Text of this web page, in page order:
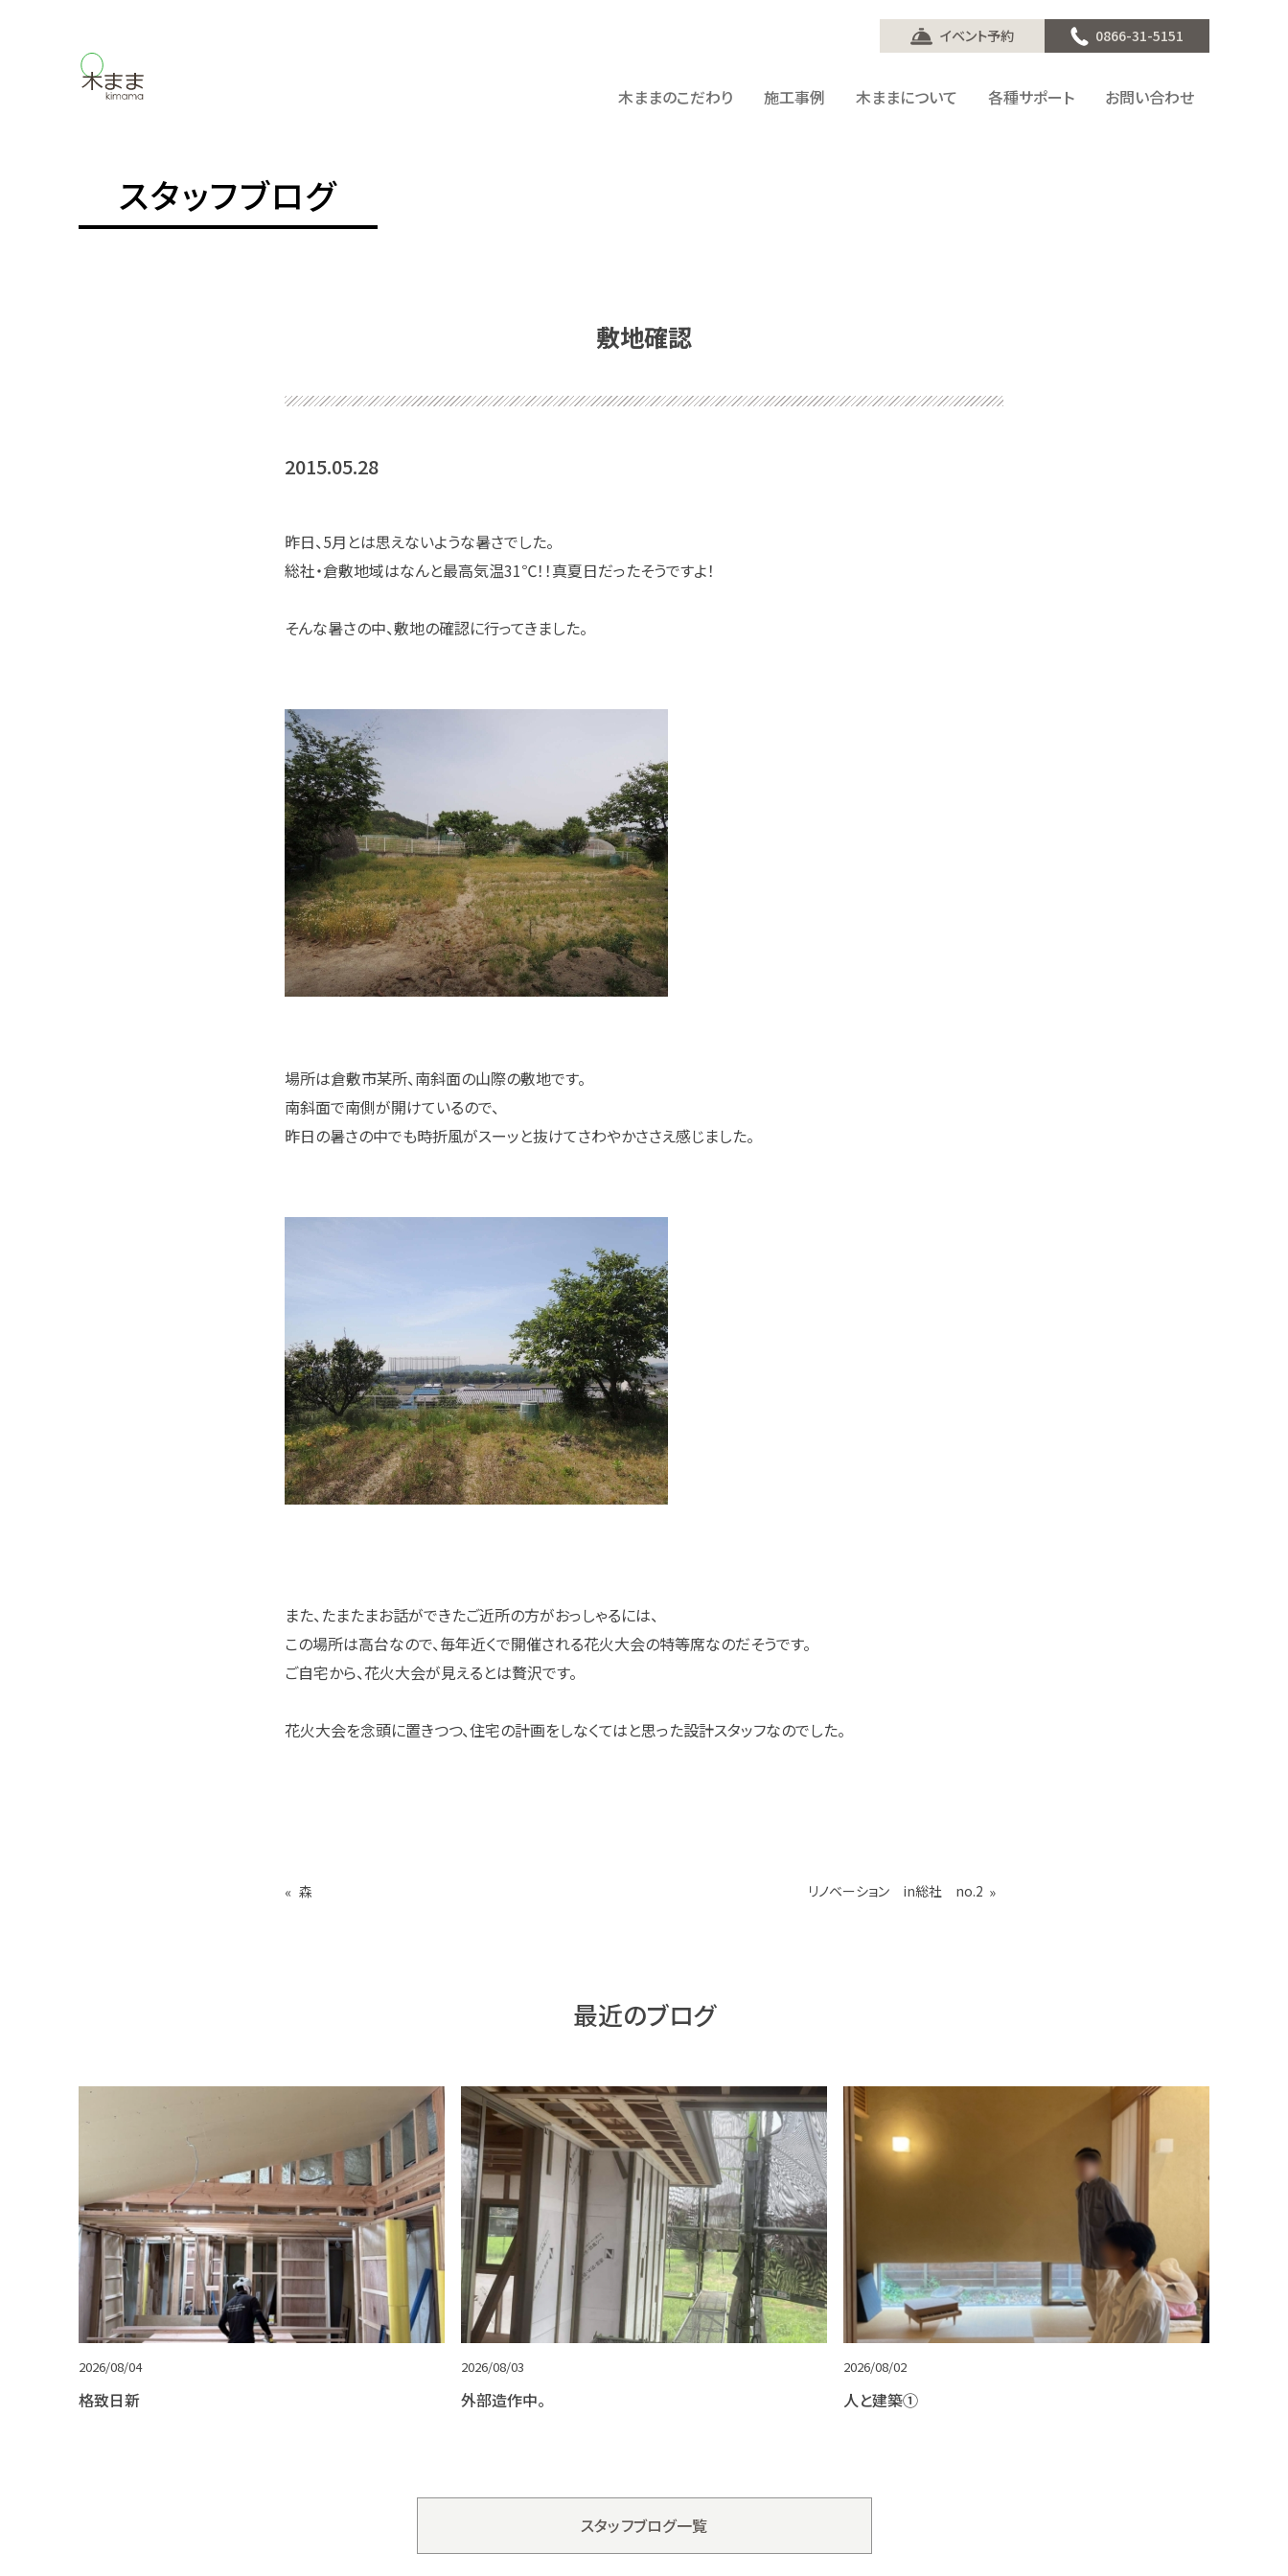
イベント予約 0866-31-5151
木ままのこだわり 施工事例 木ままについて 各種サポート お問い合わせ
スタッフブログ
敷地確認
2015.05.28
昨日、5月とは思えないような暑さでした。
総社・倉敷地域はなんと最高気温31℃！！真夏日だったそうですよ！
そんな暑さの中、敷地の確認に行ってきました。
場所は倉敷市某所、南斜面の山際の敷地です。
南斜面で南側が開けているので、
昨日の暑さの中でも時折風がスーッと抜けてさわやかささえ感じました。
また、たまたまお話ができたご近所の方がおっしゃるには、
この場所は高台なので、毎年近くで開催される花火大会の特等席なのだそうです。
ご自宅から、花火大会が見えるとは贅沢です。
花火大会を念頭に置きつつ、住宅の計画をしなくてはと思った設計スタッフなのでした。
« 森 リノベーション in総社 no.2 »
最近のブログ
2026/08/04
格致日新
2026/08/03
外部造作中。
2026/08/02
人と建築①
スタッフブログ一覧